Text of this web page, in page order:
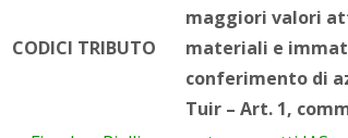
CODICI TRIBUTO
maggiori valori
materiali e
conferimento di
Tuir – Art. 1,